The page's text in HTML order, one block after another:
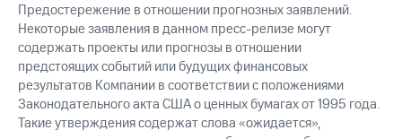
Предостережение в отношении прогнозных заявлений.
Некоторые заявления в данном пресс-релизе могут
содержать проекты или прогнозы в отношении
предстоящих событий или будущих финансовых
результатов Компании в соответствии с положениями
Законодательного акта США о ценных бумагах от 1995 года.
Такие утверждения содержат слова «ожидается»,